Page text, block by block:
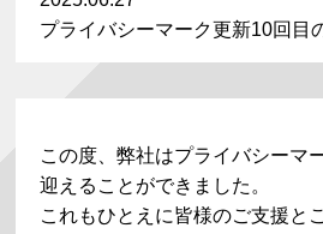
プライバシーマーク更新10回目
この度、弊社はプライバシーマ
迎えることができました。
これもひとえに皆様のご支援と